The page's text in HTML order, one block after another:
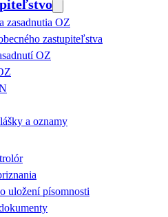
zasadnutia OZ
zastupiteľstva
OZ
a oznamy
uložení písomnosti